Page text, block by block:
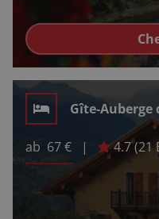
Gîte-
ab 67€ | 4.7(21